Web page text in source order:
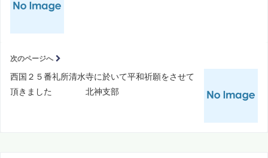
次のページへ
西国２５番礼所清水寺に於いて平和祈願をさせて
頂きました 北神支部